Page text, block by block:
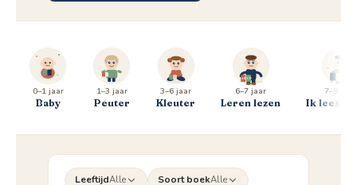
0–1 jaar
Baby
1–3 jaar
Peuter
3–6 jaar
Kleuter
6–7 jaar
Leren lezen
7–9 jaar
Ik lees al
LeeftijdAlle Soort boekAlle